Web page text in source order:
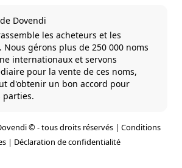
Dovendi
les acheteurs et les
Nous gérons plus de 250 000 noms
internationaux et servons
pour la vente de ces noms,
d'obtenir un bon accord pour
parties.
© - tous droits réservés | Conditions
| Déclaration de confidentialité